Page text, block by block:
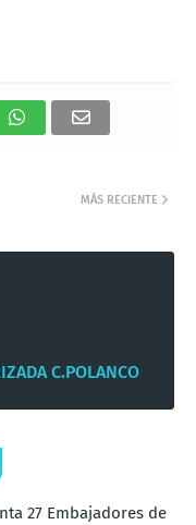
MÁS RECIENTE
C.POLANCO
27 Embajadores de